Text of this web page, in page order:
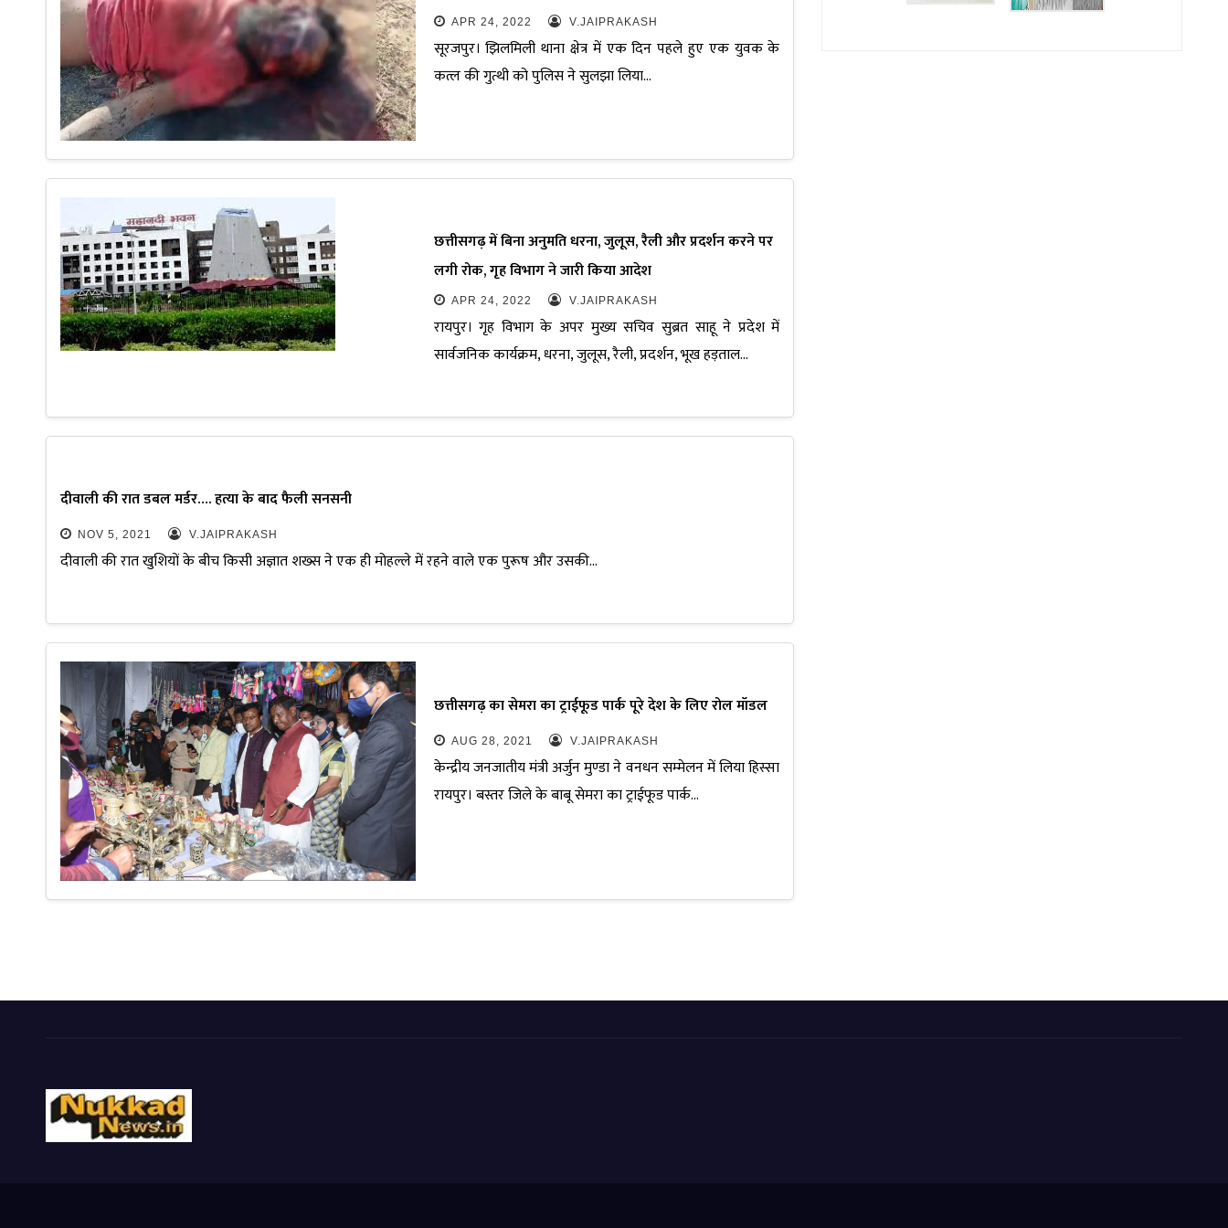
APR 24, 2022 V.JAIPRAKASH
सूरजपुर। झिलमिली थाना क्षेत्र में एक दिन पहले हुए एक युवक के
कत्ल की गुत्थी को पुलिस ने सुलझा लिया…
छत्तीसगढ़ में बिना अनुमति धरना, जुलूस, रैली और प्रदर्शन करने पर
लगी रोक, गृह विभाग ने जारी किया आदेश
APR 24, 2022 V.JAIPRAKASH
रायपुर। गृह विभाग के अपर मुख्य सचिव सुब्रत साहू ने प्रदेश में
सार्वजनिक कार्यक्रम, धरना, जुलूस, रैली, प्रदर्शन, भूख हड़ताल…
दीवाली की रात डबल मर्डर…. हत्या के बाद फैली सनसनी
NOV 5, 2021 V.JAIPRAKASH
दीवाली की रात खुशियों के बीच किसी अज्ञात शख्स ने एक ही मोहल्ले में रहने वाले एक पुरूष और उसकी…
छत्तीसगढ़ का सेमरा का ट्राईफूड पार्क पूरे देश के लिए रोल मॉडल
AUG 28, 2021 V.JAIPRAKASH
केन्द्रीय जनजातीय मंत्री अर्जुन मुण्डा ने वनधन सम्मेलन में लिया हिस्सा
रायपुर। बस्तर जिले के बाबू सेमरा का ट्राईफूड पार्क…